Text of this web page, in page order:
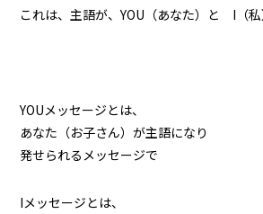
これは、主語が、YOU（あなた）と I（私
YOUメッセージとは、
あなた（お子さん）が主語になり
発せられるメッセージで
Iメッセージとは、